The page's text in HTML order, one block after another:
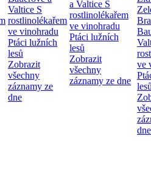
Valtice S
rostlinolékařem
ve vinohradu
Ptáci lužních
lesů
Zobrazit
všechny
záznamy ze
dne
a Valtice S
rostlinolékařem
ve vinohradu
Ptáci lužních
lesů
Zobrazit
všechny
záznamy ze dne
ve
dne